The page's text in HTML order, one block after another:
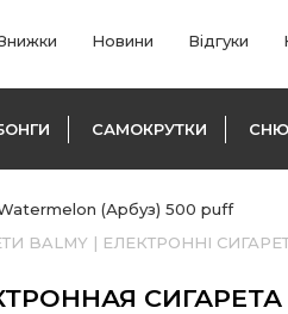
Новини Відгуки
САМОКРУТКИ
(Арбуз) 500 puff
BALMY | ЕЛЕКТРОННІ
СИГАРЕТА